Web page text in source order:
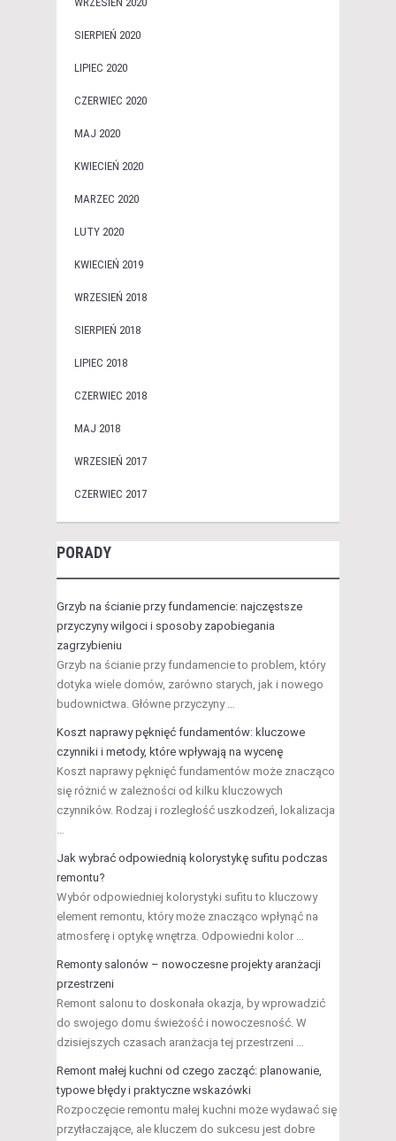
SIERPIEŃ 2020
LIPIEC 2020
CZERWIEC 2020
MAJ 2020
KWIECIEŃ 2020
MARZEC 2020
LUTY 2020
KWIECIEŃ 2019
WRZESIEŃ 2018
SIERPIEŃ 2018
LIPIEC 2018
CZERWIEC 2018
MAJ 2018
WRZESIEŃ 2017
CZERWIEC 2017
PORADY
Grzyb na ścianie przy fundamencie: najczęstsze
przyczyny wilgoci i sposoby zapobiegania
zagrzybieniu
Grzyb na ścianie przy fundamencie to problem, który
dotyka wiele domów, zarówno starych, jak i nowego
budownictwa. Główne przyczyny …
Koszt naprawy pęknięć fundamentów: kluczowe
czynniki i metody, które wpływają na wycenę
Koszt naprawy pęknięć fundamentów może znacząco
się różnić w zależności od kilku kluczowych
czynników. Rodzaj i rozległość uszkodzeń, lokalizacja
…
Jak wybrać odpowiednią kolorystykę sufitu podczas
remontu?
Wybór odpowiedniej kolorystyki sufitu to kluczowy
element remontu, który może znacząco wpłynąć na
atmosferę i optykę wnętrza. Odpowiedni kolor …
Remonty salonów – nowoczesne projekty aranżacji
przestrzeni
Remont salonu to doskonała okazja, by wprowadzić
do swojego domu świeżość i nowoczesność. W
dzisiejszych czasach aranżacja tej przestrzeni …
Remont małej kuchni od czego zacząć: planowanie,
typowe błędy i praktyczne wskazówki
Rozpoczęcie remontu małej kuchni może wydawać się
przytłaczające, ale kluczem do sukcesu jest dobre